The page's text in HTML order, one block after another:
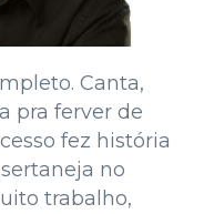
Canta,
pra ferver de
fez história
no
trabalho,